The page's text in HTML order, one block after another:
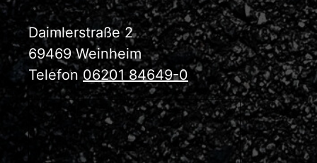
Daimlerstraße 2
69469 Weinheim
Telefon06201 84649-0